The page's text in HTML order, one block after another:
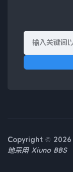
Copyright © 2026
地采用 Xiuno BBS